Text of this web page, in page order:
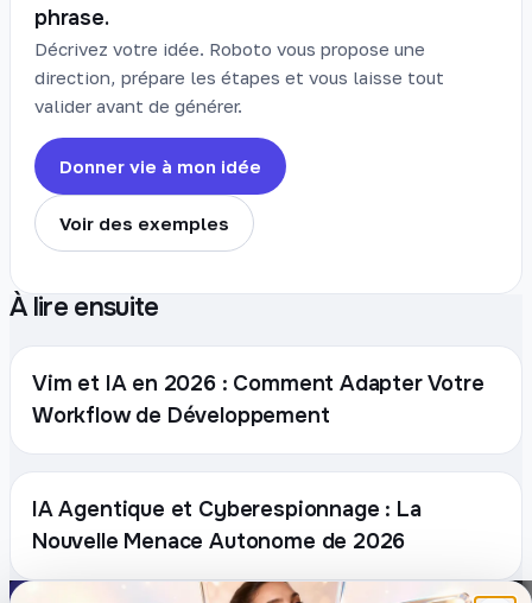
phrase.
Décrivez votre idée. Roboto vous propose une
direction, prépare les étapes et vous laisse tout
valider avant de générer.
Donner vie à mon idée
Voir des exemples
À lire ensuite
Vim et IA en 2026 : Comment Adapter Votre
Workflow de Développement
IA Agentique et Cyberespionnage : La
Nouvelle Menace Autonome de 2026